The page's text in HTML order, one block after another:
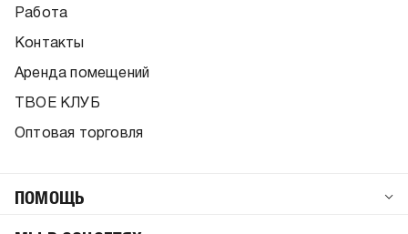
Работа
Контакты
Аренда помещений
ТВОЕ КЛУБ
Оптовая торговля
ПОМОЩЬ